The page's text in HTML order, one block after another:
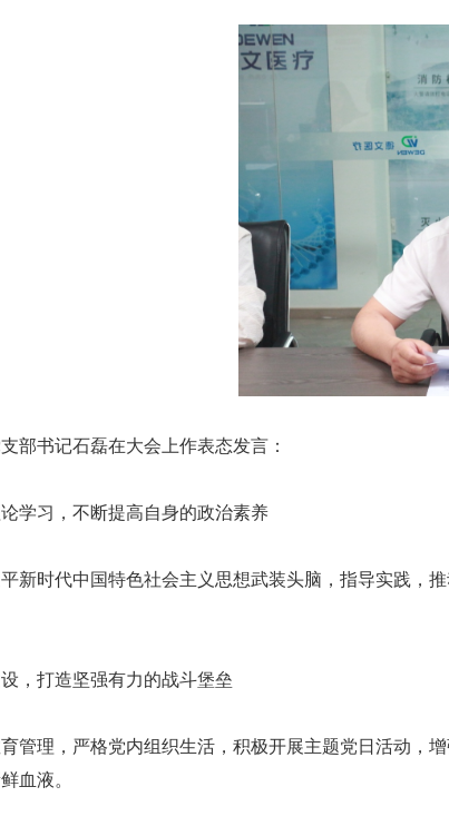
部书记石磊在大会上作表态发言：
学习，不断提高自身的政治素养
新时代中国特色社会主义思想武装头脑，指导实践，
，打造坚强有力的战斗堡垒
管理，严格党内组织生活，积极开展主题党日活动，
血液。